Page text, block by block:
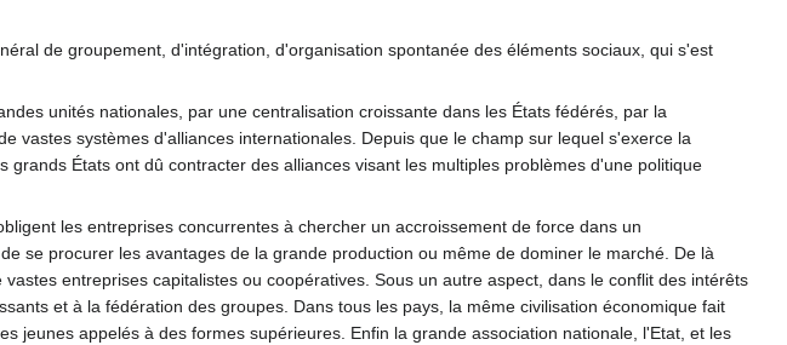
de groupement, d'intégration, d'organisation spontanée des éléments sociaux, qui s'est
unités nationales, par une centralisation croissante dans les États fédérés, par la
vastes systèmes d'alliances internationales. Depuis que le champ sur lequel s'exerce la
États ont dû contracter des alliances visant les multiples problèmes d'une politique
les entreprises concurrentes à chercher un accroissement de force dans un
se procurer les avantages de la grande production ou même de dominer le marché. De là
entreprises capitalistes ou coopératives. Sous un autre aspect, dans le conflit des intérêts
et à la fédération des groupes. Dans tous les pays, la même civilisation économique fait
jeunes appelés à des formes supérieures. Enfin la grande association nationale, l'Etat, et les